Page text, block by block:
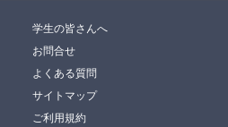
学生の皆さんへ
お問合せ
よくある質問
サイトマップ
ご利用規約